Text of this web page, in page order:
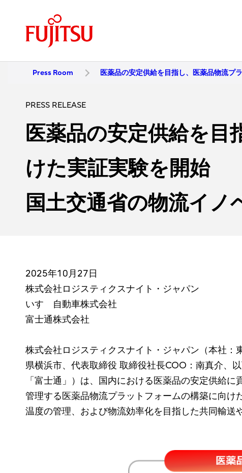
Press Room 医薬品の安定供給を目指し、医薬品物流プ
PRESS RELEASE
医薬品の安定供給を目
けた実証実験を開始
国土交通省の物流イノ
2025年10月27日
株式会社ロジスティクスナイト・ジャパン
いすゞ自動車株式会社
富士通株式会社
株式会社ロジスティクスナイト・ジャパン（本社：
県横浜市、代表取締役 取締役社長COO：南真介、
「富士通」）は、国内における医薬品の安定供給
管理する医薬品物流プラットフォームの構築に向
温度の管理、および物流効率化を目指した共同輸送